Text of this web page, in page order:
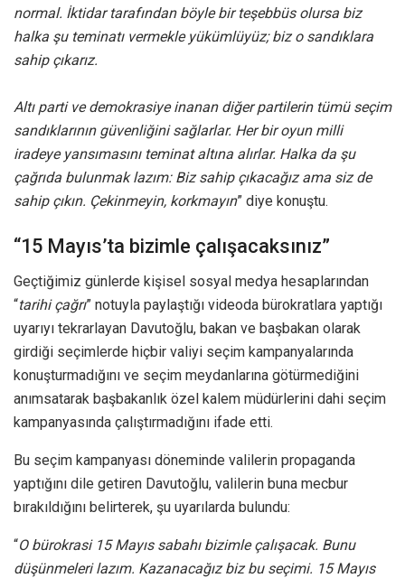
normal. İktidar tarafından böyle bir teşebbüs olursa biz
halka şu teminatı vermekle yükümlüyüz; biz o sandıklara
sahip çıkarız.
Altı parti ve demokrasiye inanan diğer partilerin tümü seçim
sandıklarının güvenliğini sağlarlar. Her bir oyun milli
iradeye yansımasını teminat altına alırlar. Halka da şu
çağrıda bulunmak lazım: Biz sahip çıkacağız ama siz de
sahip çıkın. Çekinmeyin, korkmayın” diye konuştu.
“15 Mayıs’ta bizimle çalışacaksınız”
Geçtiğimiz günlerde kişisel sosyal medya hesaplarından
“tarihi çağrı” notuyla paylaştığı videoda bürokratlara yaptığı
uyarıyı tekrarlayan Davutoğlu, bakan ve başbakan olarak
girdiği seçimlerde hiçbir valiyi seçim kampanyalarında
konuşturmadığını ve seçim meydanlarına götürmediğini
anımsatarak başbakanlık özel kalem müdürlerini dahi seçim
kampanyasında çalıştırmadığını ifade etti.
Bu seçim kampanyası döneminde valilerin propaganda
yaptığını dile getiren Davutoğlu, valilerin buna mecbur
bırakıldığını belirterek, şu uyarılarda bulundu:
“O bürokrasi 15 Mayıs sabahı bizimle çalışacak. Bunu
düşünmeleri lazım. Kazanacağız biz bu seçimi. 15 Mayıs